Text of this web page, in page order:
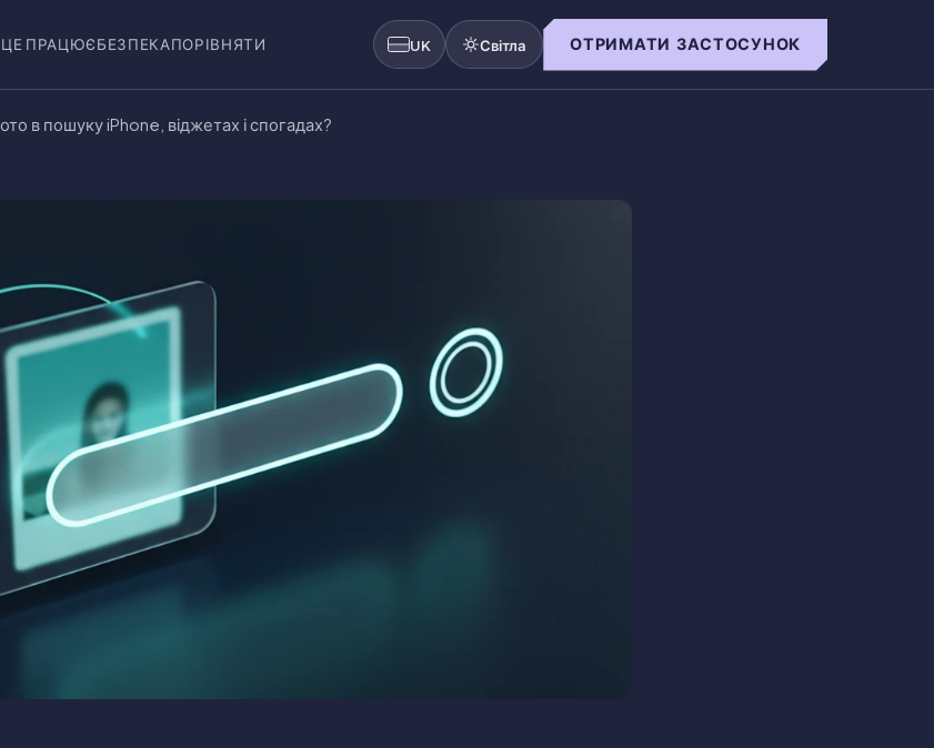
ЦЕ ПРАЦЮЄБЕЗПЕКАПОРІВНЯТИ UK Світла ОТРИМАТИ ЗАСТОСУНОК
в пошуку iPhone, віджетах і спогадах?